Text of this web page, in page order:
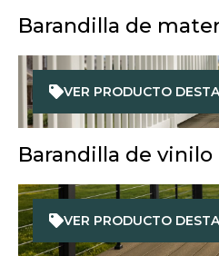
Barandilla de
VER PRODUCTO
Barandilla de vinilo
VER PRODUCTO